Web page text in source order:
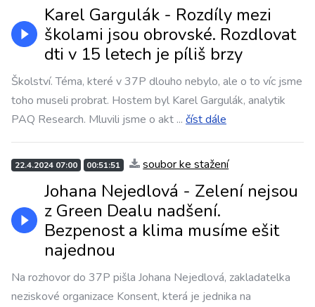
Karel Gargulák - Rozdíly mezi
školami jsou obrovské. Rozdlovat
dti v 15 letech je píliš brzy
Školství. Téma, které v 37P dlouho nebylo, ale o to víc jsme
toho museli probrat. Hostem byl Karel Gargulák, analytik
PAQ Research. Mluvili jsme o akt ... číst dále
22.4.2024 07:00 00:51:51 soubor ke stažení
Johana Nejedlová - Zelení nejsou
z Green Dealu nadšení.
Bezpenost a klima musíme ešit
najednou
Na rozhovor do 37P pišla Johana Nejedlová, zakladatelka
neziskové organizace Konsent, která je jednika na